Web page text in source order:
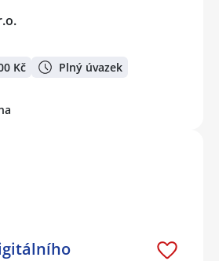
Kč Plný úvazek